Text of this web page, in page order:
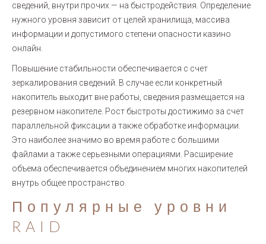
сведений, внутри прочих — на быстродействия. Определение
нужного уровня зависит от целей хранилища, массива
информации и допустимого степени опасности казино
онлайн.
Повышение стабильности обеспечивается с счет
зеркалирования сведений. В случае если конкретный
накопитель выходит вне работы, сведения размещается на
резервном накопителе. Рост быстроты достижимо за счет
параллельной фиксации а также обработке информации.
Это наиболее значимо во время работе с большими
файлами а также серьезными операциями. Расширение
объема обеспечивается объединением многих накопителей
внутрь общее пространство.
Популярные уровни
RAID